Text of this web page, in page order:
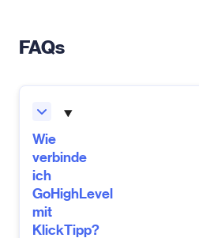
FAQs
Wie
verbinde
ich
GoHighLevel
mit
KlickTipp?